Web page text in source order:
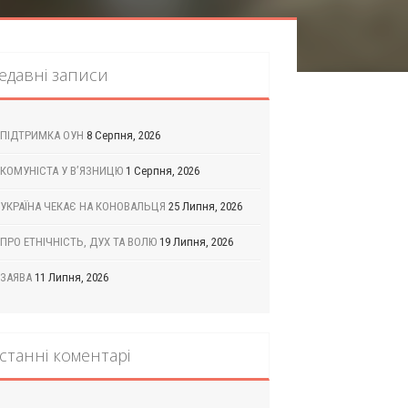
записи
ПІДТРИМКА ОУН 8 Серпня, 2026
КОМУНІСТА У В’ЯЗНИЦЮ 1 Серпня, 2026
УКРАЇНА ЧЕКАЄ НА КОНОВАЛЬЦЯ 25 Липня, 2026
ПРО ЕТНІЧНІСТЬ, ДУХ ТА ВОЛЮ 19 Липня, 2026
ЗАЯВА 11 Липня, 2026
коментарі